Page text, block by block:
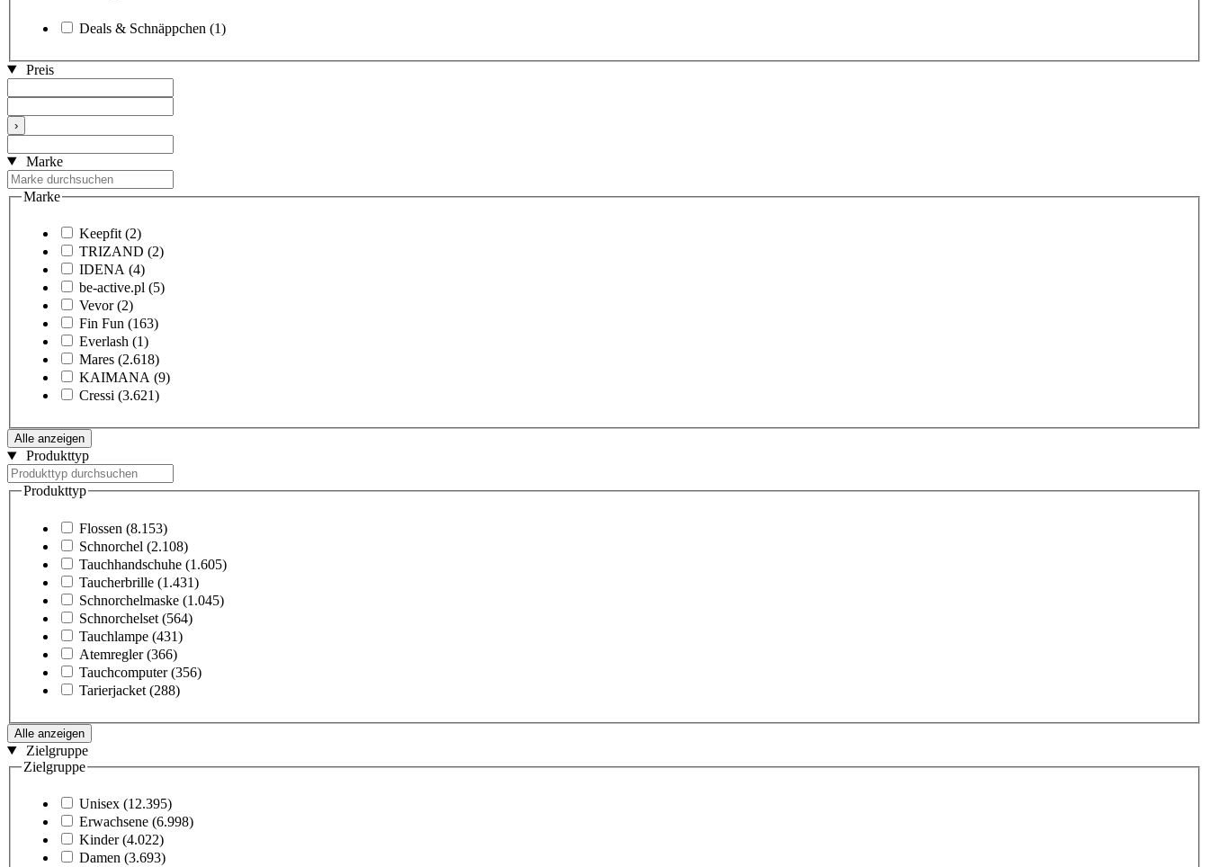
Deals & Schnäppchen (1)
Preis
›
Marke
Marke
Keepfit (2)
TRIZAND (2)
IDENA (4)
be-active.pl (5)
Vevor (2)
Fin Fun (163)
Everlash (1)
Mares (2.618)
KAIMANA (9)
Cressi (3.621)
Alle anzeigen
Produkttyp
Produkttyp
Flossen (8.153)
Schnorchel (2.108)
Tauchhandschuhe (1.605)
Taucherbrille (1.431)
Schnorchelmaske (1.045)
Schnorchelset (564)
Tauchlampe (431)
Atemregler (366)
Tauchcomputer (356)
Tarierjacket (288)
Alle anzeigen
Zielgruppe
Zielgruppe
Unisex (12.395)
Erwachsene (6.998)
Kinder (4.022)
Damen (3.693)